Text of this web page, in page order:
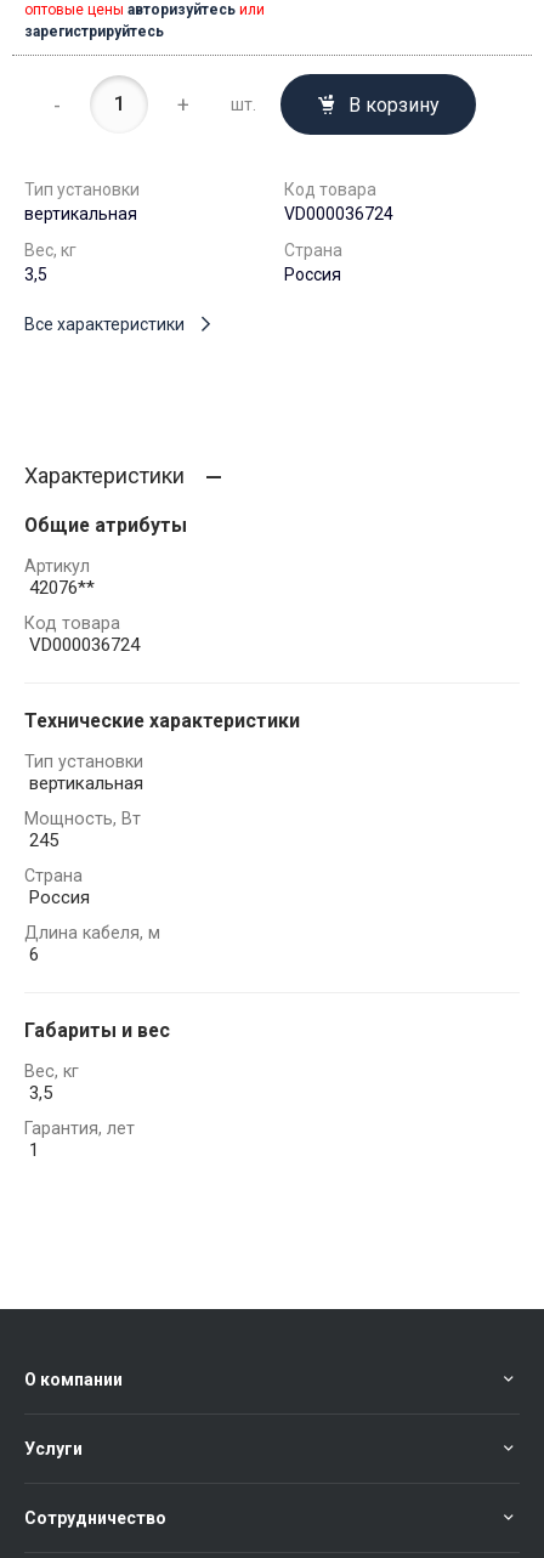
оптовые цены авторизуйтесь или
зарегистрируйтесь
- + шт. В корзину
Тип установки
вертикальная
Код товара
VD000036724
Вес, кг
3,5
Страна
Россия
Все характеристики
Характеристики
Общие атрибуты
Артикул
42076**
Код товара
VD000036724
Технические характеристики
Тип установки
вертикальная
Мощность, Вт
245
Страна
Россия
Длина кабеля, м
6
Габариты и вес
Вес, кг
3,5
Гарантия, лет
1
О компании
Услуги
Сотрудничество